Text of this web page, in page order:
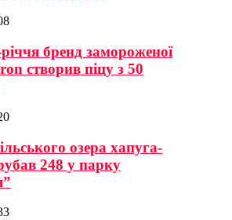
бренд замороженої
створив піцу з 50
озера хапуга-
248 у парку